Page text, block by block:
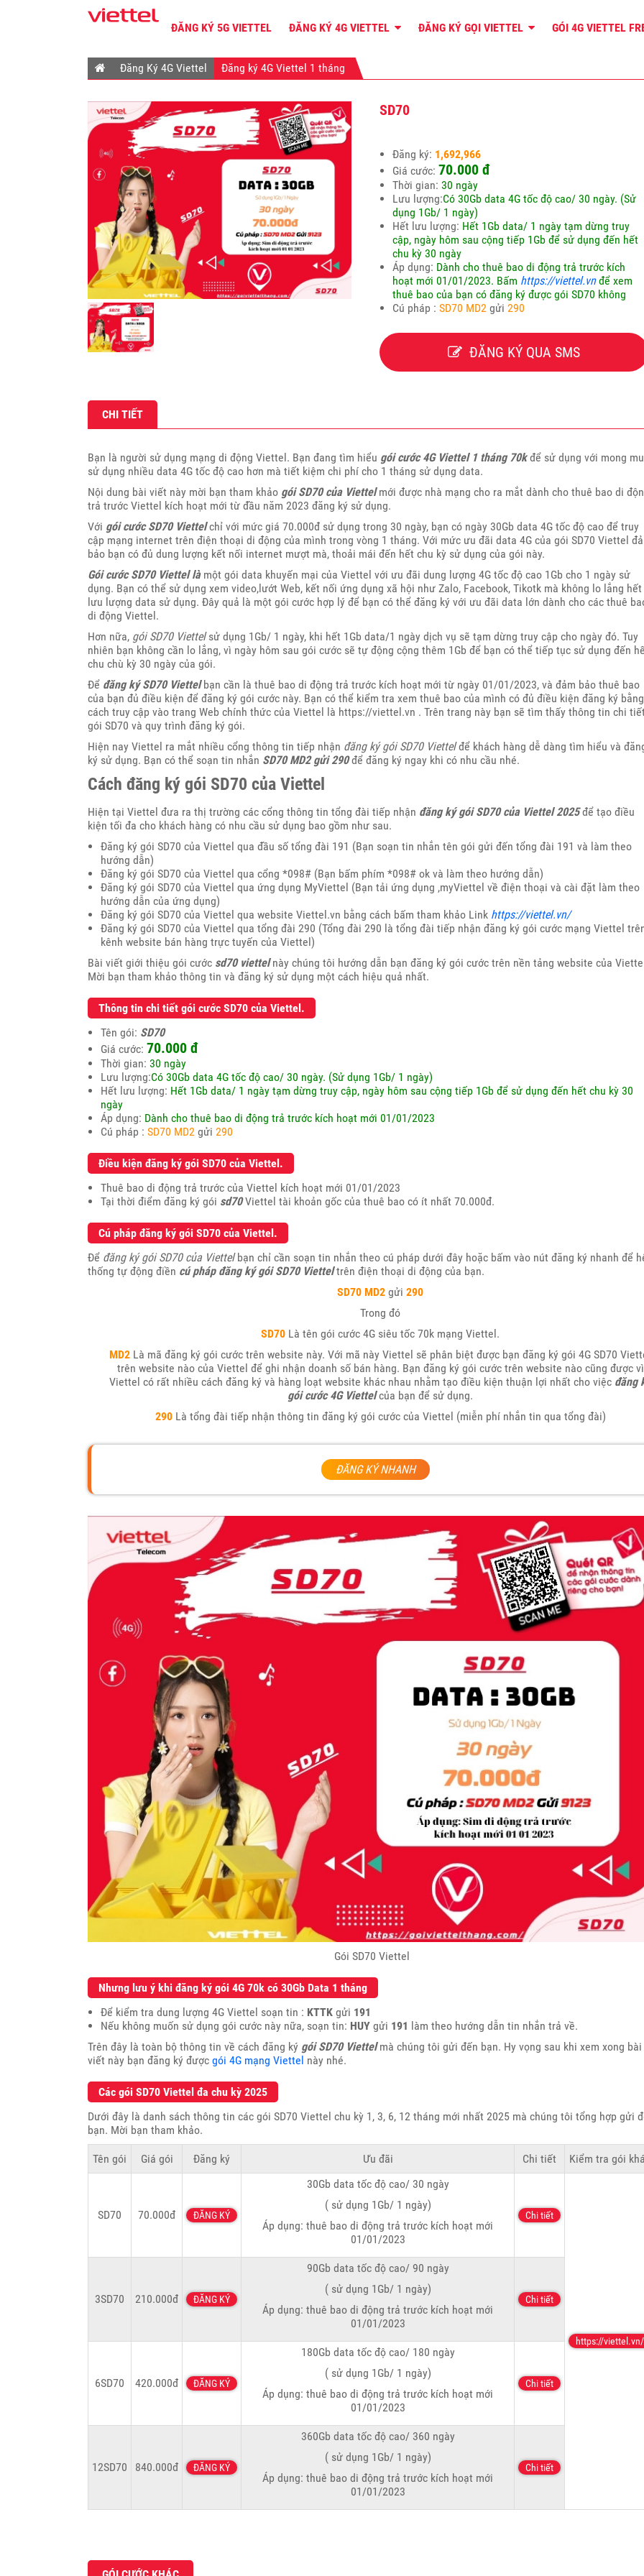
ĐĂNG KÝ 5G VIETTEL ĐĂNG KÝ 4G VIETTEL ĐĂNG KÝ GỌI VIETTEL GÓI 4G VIETTEL
Đăng Ký 4G Viettel Đăng ký 4G Viettel 1 tháng
SD70
Đăng ký: 1,692,966
Giá cước: 70.000 đ
Thời gian: 30 ngày
Lưu lượng:Có 30Gb data 4G tốc độ cao/ 30 ngày. (Sử
dụng 1Gb/ 1 ngày)
Hết lưu lượng: Hết 1Gb data/ 1 ngày tạm dừng truy
cập, ngày hôm sau cộng tiếp 1Gb để sử dụng đến hết
chu kỳ 30 ngày
Áp dụng: Dành cho thuê bao di động trả trước kích
hoạt mới 01/01/2023. Bấm https://viettel.vn để xem
thuê bao của bạn có đăng ký được gói SD70 không
Cú pháp : SD70 MD2gửi 290
ĐĂNG KÝ QUA SMS
CHI TIẾT
Bạn là người sử dụng mạng di động Viettel. Bạn đang tìm hiểu gói cước 4G Viettel 1 tháng 70kđể sử dụng với mong
sử dụng nhiều data 4G tốc độ cao hơn mà tiết kiệm chi phí cho 1 tháng sử dụng data.
Nội dung bài viết này mời bạn tham khảo gói SD70 của Viettelmới được nhà mạng cho ra mắt dành cho thuê bao di
trả trước Viettel kích hoạt mới từ đầu năm 2023 đăng ký sử dụng.
Với gói cước SD70 Viettelchỉ với mức giá 70.000đ sử dụng trong 30 ngày, bạn có ngày 30Gb data 4G tốc độ cao để truy
cập mạng internet trên điện thoại di động của mình trong vòng 1 tháng. Với mức ưu đãi data 4G của gói SD70 Viettel
bảo bạn có đủ dung lượng kết nối internet mượt mà, thoải mái đến hết chu kỳ sử dụng của gói này.
Gói cước SD70 Viettel làmột gói data khuyến mại của Viettel với ưu đãi dung lượng 4G tốc độ cao 1Gb cho 1 ngày sử
dụng. Bạn có thể sử dụng xem video,lướt Web, kết nối ứng dụng xã hội như Zalo, Facebook, Tikotk mà không lo lắng hết
lưu lượng data sử dụng. Đây quả là một gói cước hợp lý để bạn có thể đăng ký với ưu đãi data lớn dành cho các thuê
di động Viettel.
Hơn nữa, gói SD70 Viettelsử dụng 1Gb/ 1 ngày, khi hết 1Gb data/1 ngày dịch vụ sẽ tạm dừng truy cập cho ngày đó. Tuy
nhiên bạn không cần lo lắng, vì ngày hôm sau gói cước sẽ tự động cộng thêm 1Gb để bạn có thể tiếp tục sử dụng đến
chu chù kỳ 30 ngày của gói.
Để đăng ký SD70 Viettelbạn cần là thuê bao di động trả trước kích hoạt mới từ ngày 01/01/2023, và đảm bảo thuê bao
của bạn đủ điều kiện để đăng ký gói cước này. Bạn có thể kiểm tra xem thuê bao của mình có đủ điều kiện đăng ký bằng
cách truy cập vào trang Web chính thức của Viettel là https://viettel.vn . Trên trang này bạn sẽ tìm thấy thông tin chi
gói SD70 và quy trình đăng ký gói.
Hiện nay Viettel ra mắt nhiều cổng thông tin tiếp nhận đăng ký gói SD70 Viettelđể khách hàng dễ dàng tìm hiểu và
ký sử dụng. Bạn có thể soạn tin nhắn SD70 MD2 gửi 290để đăng ký ngay khi có nhu cầu nhé.
Cách đăng ký gói SD70 của Viettel
Hiện tại Viettel đưa ra thị trường các cổng thông tin tổng đài tiếp nhận đăng ký gói SD70 của Viettel 2025để tạo điều
kiện tối đa cho khách hàng có nhu cầu sử dụng bao gồm như sau.
Đăng ký gói SD70 của Viettel qua đầu số tổng đài 191 (Bạn soạn tin nhắn tên gói gửi đến tổng đài 191 và làm theo
hướng dẫn)
Đăng ký gói SD70 của Viettel qua cổng *098# (Bạn bấm phím *098# ok và làm theo hướng dẫn)
Đăng ký gói SD70 của Viettel qua ứng dụng MyViettel (Bạn tải ứng dụng ,myViettel về điện thoại và cài đặt làm theo
hướng dẫn của ứng dụng)
Đăng ký gói SD70 của Viettel qua website Viettel.vn bằng cách bấm tham khảo Link https://viettel.vn/
Đăng ký gói SD70 của Viettel qua tổng đài 290 (Tổng đài 290 là tổng đài tiếp nhận đăng ký gói cước mạng Viettel
kênh website bán hàng trực tuyến của Viettel)
Bài viết giới thiệu gói cước sd70 viettelnày chúng tôi hướng dẫn bạn đăng ký gói cước trên nền tảng website của
Mời bạn tham khảo thông tin và đăng ký sử dụng một cách hiệu quả nhất.
Thông tin chi tiết gói cước SD70 của Viettel.
Tên gói: SD70
Giá cước: 70.000 đ
Thời gian: 30 ngày
Lưu lượng:Có 30Gb data 4G tốc độ cao/ 30 ngày. (Sử dụng 1Gb/ 1 ngày)
Hết lưu lượng: Hết 1Gb data/ 1 ngày tạm dừng truy cập, ngày hôm sau cộng tiếp 1Gb để sử dụng đến hết chu kỳ 30
ngày
Áp dụng: Dành cho thuê bao di động trả trước kích hoạt mới 01/01/2023
Cú pháp : SD70 MD2 gửi 290
Điều kiện đăng ký gói SD70 của Viettel.
Thuê bao di động trả trước của Viettel kích hoạt mới 01/01/2023
Tại thời điểm đăng ký gói sd70Viettel tài khoản gốc của thuê bao có ít nhất 70.000đ.
Cú pháp đăng ký gói SD70 của Viettel.
Để đăng ký gói SD70 của Viettelbạn chỉ cần soạn tin nhắn theo cú pháp dưới đây hoặc bấm vào nút đăng ký nhanh để
thống tự động điền cú pháp đăng ký gói SD70 Vietteltrên điện thoại di động của bạn.
SD70 MD2 gửi 290
Trong đó
SD70 Là tên gói cước 4G siêu tốc 70k mạng Viettel.
MD2 Là mã đăng ký gói cước trên website này. Với mã này Viettel sẽ phân biệt được bạn đăng ký gói 4G SD70
trên website nào của Viettel để ghi nhận doanh số bán hàng. Bạn đăng ký gói cước trên website nào cũng được vì
Viettel có rất nhiều cách đăng ký và hàng loạt website khác nhau nhằm tạo điều kiện thuận lợi nhất cho việc đăng
gói cước 4G Viettelcủa bạn để sử dụng.
290Là tổng đài tiếp nhận thông tin đăng ký gói cước của Viettel (miễn phí nhắn tin qua tổng đài)
ĐĂNG KÝ NHANH
Gói SD70 Viettel
Nhưng lưu ý khi đăng ký gói 4G 70k có 30Gb Data 1 tháng
Để kiểm tra dung lượng 4G Viettel soạn tin : KTTK gửi 191
Nếu không muốn sử dụng gói cước này nữa, soạn tin: HUY gửi 191 làm theo hướng dẫn tin nhắn trả về.
Trên đây là toàn bộ thông tin về cách đăng ký gói SD70 Viettelmà chúng tôi gửi đến bạn. Hy vọng sau khi xem xong bài
viết này bạn đăng ký được gói 4G mạng Viettel này nhé.
Các gói SD70 Viettel đa chu kỳ 2025
Dưới đây là danh sách thông tin các gói SD70 Viettel chu kỳ 1, 3, 6, 12 tháng mới nhất 2025 mà chúng tôi tổng hợp gửi
bạn. Mời bạn tham khảo.
Tên gói Giá gói Đăng ký Ưu đãi Chi tiết Kiểm tra gói
SD70 70.000đ ĐĂNG KÝ
30Gb data tốc độ cao/ 30 ngày
( sử dụng 1Gb/ 1 ngày)
Áp dụng: thuê bao di động trả trước kích hoạt mới
01/01/2023
Chi tiết
https://viettel.vn/
3SD70 210.000đ ĐĂNG KÝ
90Gb data tốc độ cao/ 90 ngày
( sử dụng 1Gb/ 1 ngày)
Áp dụng: thuê bao di động trả trước kích hoạt mới
01/01/2023
Chi tiết
6SD70 420.000đ ĐĂNG KÝ
180Gb data tốc độ cao/ 180 ngày
( sử dụng 1Gb/ 1 ngày)
Áp dụng: thuê bao di động trả trước kích hoạt mới
01/01/2023
Chi tiết
12SD70 840.000đ ĐĂNG KÝ
360Gb data tốc độ cao/ 360 ngày
( sử dụng 1Gb/ 1 ngày)
Áp dụng: thuê bao di động trả trước kích hoạt mới
01/01/2023
Chi tiết